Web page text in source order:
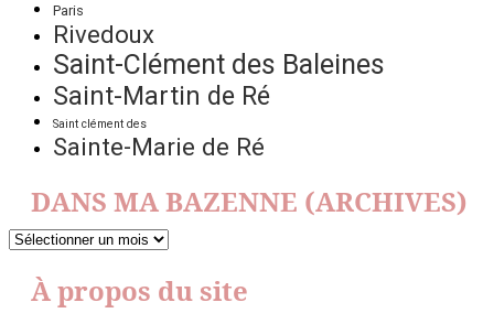
Paris
Rivedoux
Saint-Clément des Baleines
Saint-Martin de Ré
Saint clément des
Sainte-Marie de Ré
DANS MA BAZENNE (ARCHIVES)
DANS
BAZENNE
(ARCHIVES)
À propos du site